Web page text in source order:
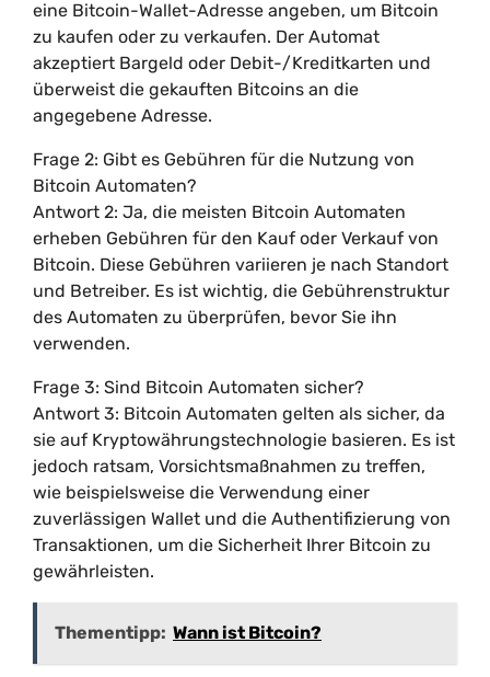
eine Bitcoin-Wallet-Adresse angeben, um Bitcoin
zu kaufen oder zu verkaufen. Der Automat
akzeptiert Bargeld oder Debit-/Kreditkarten und
überweist die gekauften Bitcoins an die
angegebene Adresse.
Frage 2: Gibt es Gebühren für die Nutzung von
Bitcoin Automaten?
Antwort 2: Ja, die meisten Bitcoin Automaten
erheben Gebühren für den Kauf oder Verkauf von
Bitcoin. Diese Gebühren variieren je nach Standort
und Betreiber. Es ist wichtig, die Gebührenstruktur
des Automaten zu überprüfen, bevor Sie ihn
verwenden.
Frage 3: Sind Bitcoin Automaten sicher?
Antwort 3: Bitcoin Automaten gelten als sicher, da
sie auf Kryptowährungstechnologie basieren. Es ist
jedoch ratsam, Vorsichtsmaßnahmen zu treffen,
wie beispielsweise die Verwendung einer
zuverlässigen Wallet und die Authentifizierung von
Transaktionen, um die Sicherheit Ihrer Bitcoin zu
gewährleisten.
Thementipp: Wann ist Bitcoin?